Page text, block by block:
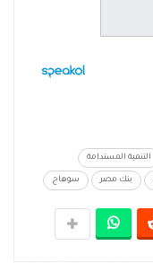
التنمية المستدامة
بنك مصر سوهاج